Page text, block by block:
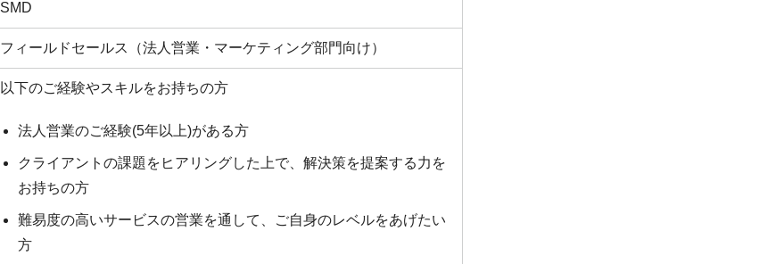
SMD
フィールドセールス（法人営業・マーケティング部門向け）
以下のご経験やスキルをお持ちの方
法人営業のご経験(5年以上)がある方
クライアントの課題をヒアリングした上で、解決策を提案する力を
お持ちの方
難易度の高いサービスの営業を通して、ご自身のレベルをあげたい
方